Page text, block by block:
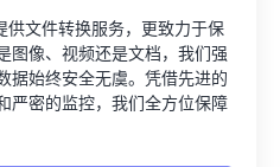
供文件转换服务，更致力于保
图像、视频还是文档，我们强
据始终安全无虞。凭借先进的
严密的监控，我们全方位保障